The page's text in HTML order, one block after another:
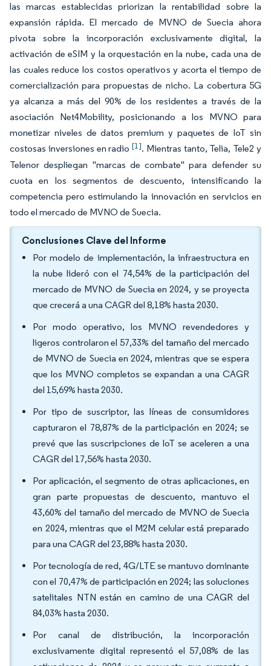
las marcas establecidas priorizan la rentabilidad sobre la
expansión rápida. El mercado de MVNO de Suecia ahora
pivota sobre la incorporación exclusivamente digital, la
activación de eSIM y la orquestación en la nube, cada una de
las cuales reduce los costos operativos y acorta el tiempo de
comercialización para propuestas de nicho. La cobertura 5G
ya alcanza a más del 90% de los residentes a través de la
asociación Net4Mobility, posicionando a los MVNO para
monetizar niveles de datos premium y paquetes de IoT sin
costosas inversiones en radio[1]. Mientras tanto, Telia, Tele2 y
Telenor despliegan "marcas de combate" para defender su
cuota en los segmentos de descuento, intensificando la
competencia pero estimulando la innovación en servicios en
todo el mercado de MVNO de Suecia.
Conclusiones Clave del Informe
Por modelo de implementación, la infraestructura en
la nube lideró con el 74,54% de la participación del
mercado de MVNO de Suecia en 2024, y se proyecta
que crecerá a una CAGR del 8,18% hasta 2030.
Por modo operativo, los MVNO revendedores y
ligeros controlaron el 57,33% del tamaño del mercado
de MVNO de Suecia en 2024, mientras que se espera
que los MVNO completos se expandan a una CAGR
del 15,69% hasta 2030.
Por tipo de suscriptor, las líneas de consumidores
capturaron el 78,87% de la participación en 2024; se
prevé que las suscripciones de IoT se aceleren a una
CAGR del 17,56% hasta 2030.
Por aplicación, el segmento de otras aplicaciones, en
gran parte propuestas de descuento, mantuvo el
43,60% del tamaño del mercado de MVNO de Suecia
en 2024, mientras que el M2M celular está preparado
para una CAGR del 23,88% hasta 2030.
Por tecnología de red, 4G/LTE se mantuvo dominante
con el 70,47% de participación en 2024; las soluciones
satelitales NTN están en camino de una CAGR del
84,03% hasta 2030.
Por canal de distribución, la incorporación
exclusivamente digital representó el 57,08% de las